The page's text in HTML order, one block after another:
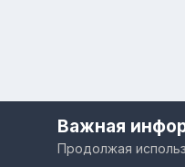
Важная
Продолжая